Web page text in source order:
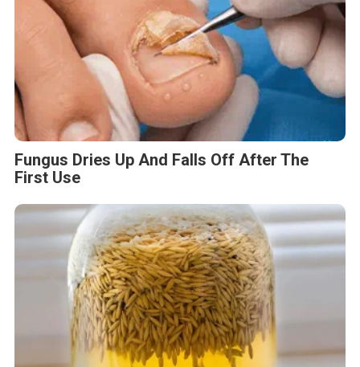
Fungus Dries Up And Falls Off After The
First Use